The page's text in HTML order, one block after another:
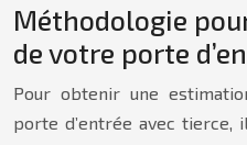
Méthodologie
de votre porte
Pour obtenir une
porte d’entrée avec tierce,